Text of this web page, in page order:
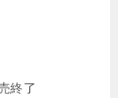
終了